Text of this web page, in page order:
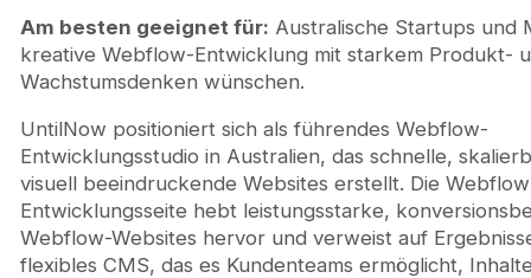
Am besten geeignet für: Australische Startups und
kreative Webflow-Entwicklung mit starkem Produkt-
Wachstumsdenken wünschen.
UntilNow positioniert sich als führendes Webflow-
Entwicklungsstudio in Australien, das schnelle,
visuell beeindruckende Websites erstellt. Die
Entwicklungsseite hebt leistungsstarke,
Webflow-Websites hervor und verweist auf
flexibles CMS, das es Kundenteams ermöglicht,